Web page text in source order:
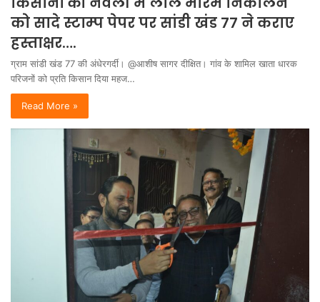
को सादे स्टाम्प पेपर पर सांडी खंड 77 ने कराए
हस्ताक्षर….
ग्राम सांडी खंड 77 की अंधेरगर्दी। @आशीष सागर दीक्षित। गांव के शामिल खाता धारक
परिजनों को प्रति किसान दिया महज…
Read More »